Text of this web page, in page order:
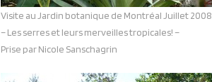
Visite au Jardin botanique de Montréal Juillet 2008
– Les serres et leurs merveilles tropicales! –
Prise par Nicole Sanschagrin